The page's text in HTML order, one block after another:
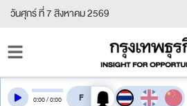
วันศุกร์ ที่ 7 สิงหาคม 2569
0:00/0:00 สลับเสียงอ่าน